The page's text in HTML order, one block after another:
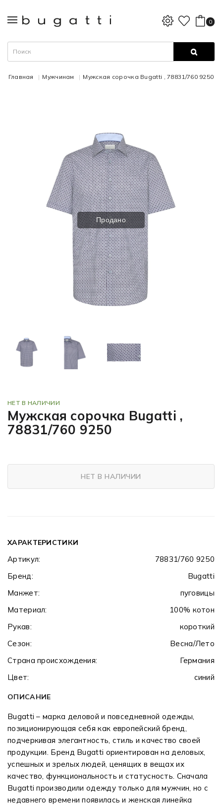
0
Главная Мужчинам Мужская сорочка Bugatti , 78831/760 9250
Продано
НЕТ В НАЛИЧИИ
Мужская сорочка Bugatti ,
78831/760 9250
НЕТ В НАЛИЧИИ
ХАРАКТЕРИСТИКИ
Артикул:
78831/760 9250
Бренд:
Bugatti
Манжет:
пуговицы
Материал:
100% котон
Рукав:
короткий
Сезон:
Весна/Лето
Страна происхождения:
Германия
Цвет:
синий
ОПИСАНИЕ
Bugatti – марка деловой и повседневной одежды,
позиционирующая себя как европейский бренд,
подчеркивая элегантность, стиль и качество своей
продукции. Бренд Bugatti ориентирован на деловых,
успешных и зрелых людей, ценящих в вещах их
качество, функциональность и статусность. Сначала
Bugatti производили одежду только для мужчин, но с
недавнего времени появилась и женская линейка